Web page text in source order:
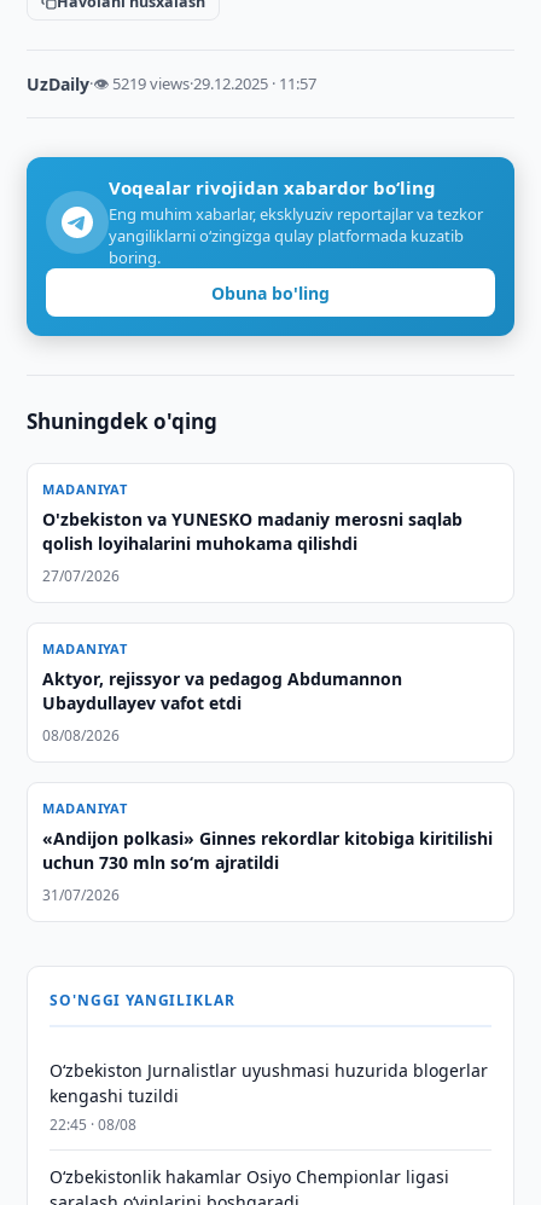
UzDaily·👁 5219 views·29.12.2025 · 11:57
Voqealar rivojidan xabardor bo‘ling
Eng muhim xabarlar, eksklyuziv reportajlar va tezkor
yangiliklarni o‘zingizga qulay platformada kuzatib
boring.
Obuna bo'ling
Shuningdek o'qing
MADANIYAT
O'zbekiston va YUNESKO madaniy merosni saqlab
qolish loyihalarini muhokama qilishdi
27/07/2026
MADANIYAT
Aktyor, rejissyor va pedagog Abdumannon
Ubaydullayev vafot etdi
08/08/2026
MADANIYAT
«Andijon polkasi» Ginnes rekordlar kitobiga kiritilishi
uchun 730 mln so‘m ajratildi
31/07/2026
SO'NGGI YANGILIKLAR
O‘zbekiston Jurnalistlar uyushmasi huzurida blogerlar
kengashi tuzildi
22:45 · 08/08
O‘zbekistonlik hakamlar Osiyo Chempionlar ligasi